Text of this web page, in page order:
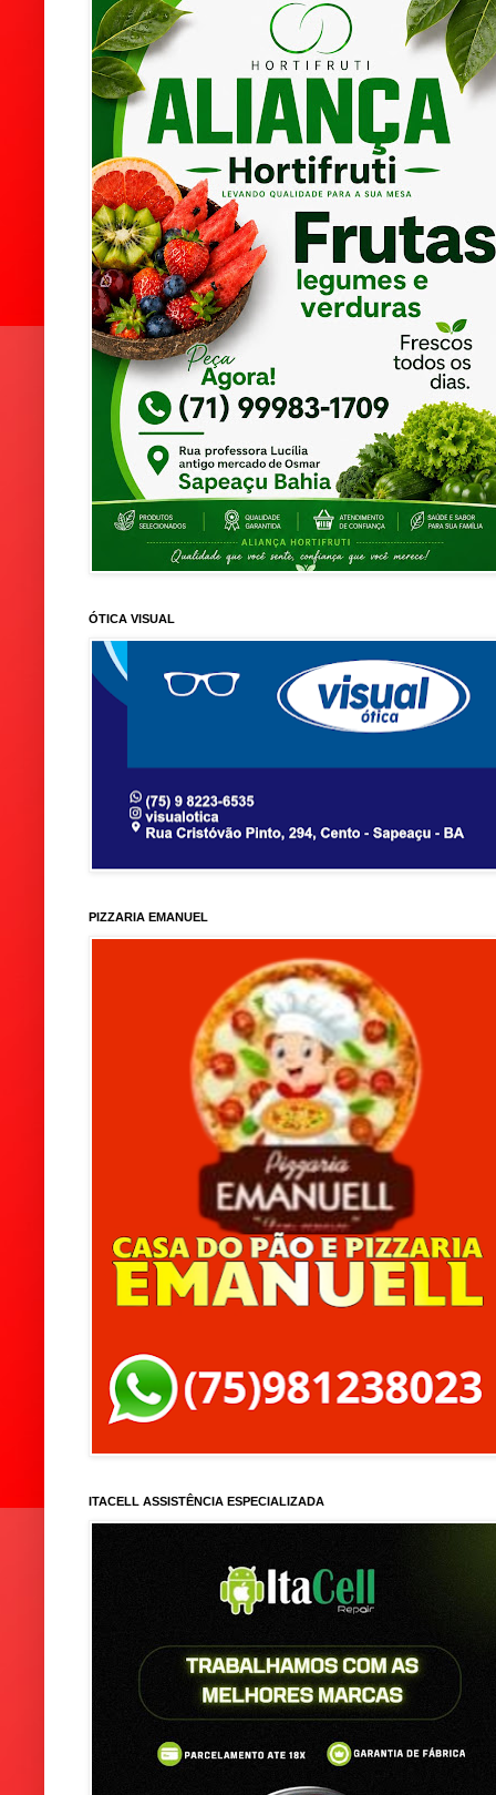
ÓTICA VISUAL
PIZZARIA EMANUEL
ITACELL ASSISTÊNCIA ESPECIALIZADA